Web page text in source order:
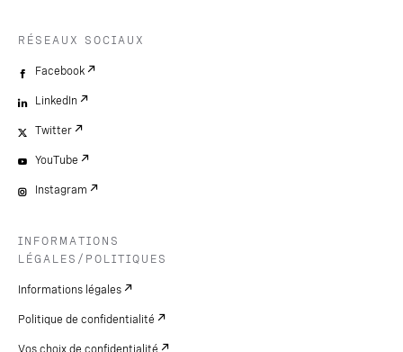
RÉSEAUX SOCIAUX
Facebook
LinkedIn
Twitter
YouTube
Instagram
INFORMATIONS
LÉGALES/POLITIQUES
Informations légales
Politique de confidentialité
Vos choix de confidentialité